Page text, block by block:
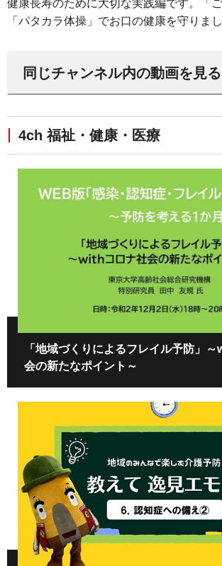
健康長寿のために大切な実践編です。「
「パタカラ体操」でお口の健康を守りまし
同じチャンネル内の動画を見る
4ch 福祉・健康・医療
「地域づくりによるフレイル予防」
会の新たなポイント～